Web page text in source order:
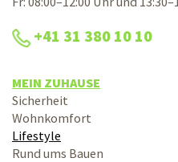
+41 31 380 10 10
MEIN ZUHAUSE
Sicherheit
Wohnkomfort
Lifestyle
Rund ums Bauen